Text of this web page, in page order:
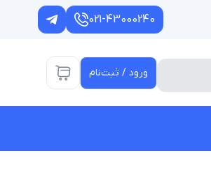
021-43000240
ورود / ثبت‌نام